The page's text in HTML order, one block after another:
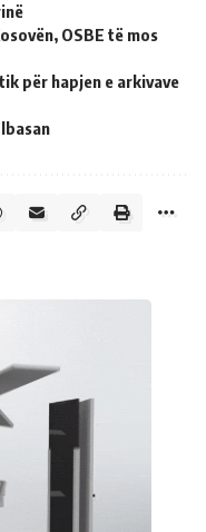
OSBE të mos
për hapjen e arkivave